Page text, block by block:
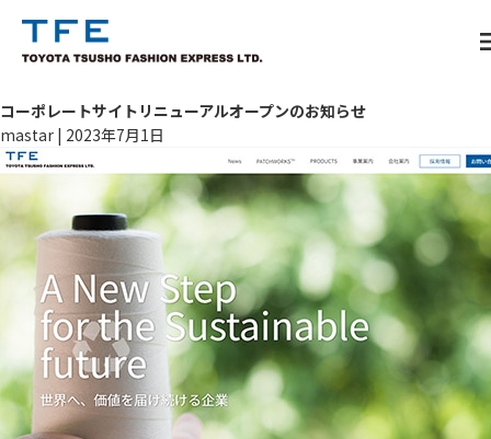
コーポレートサイトリニューアルオープンのお知らせ
mastar | 2023年7月1日